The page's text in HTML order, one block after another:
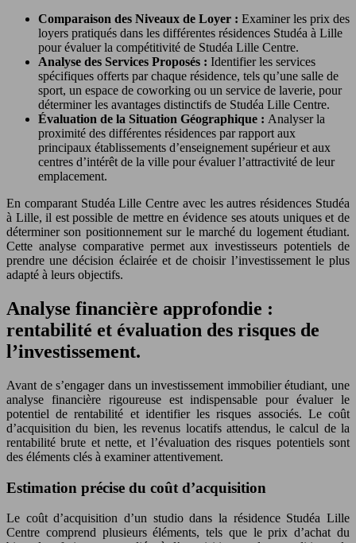
Comparaison des Niveaux de Loyer : Examiner les prix des
loyers pratiqués dans les différentes résidences Studéa à Lille
pour évaluer la compétitivité de Studéa Lille Centre.
Analyse des Services Proposés : Identifier les services
spécifiques offerts par chaque résidence, tels qu’une salle de
sport, un espace de coworking ou un service de laverie, pour
déterminer les avantages distinctifs de Studéa Lille Centre.
Évaluation de la Situation Géographique : Analyser la
proximité des différentes résidences par rapport aux
principaux établissements d’enseignement supérieur et aux
centres d’intérêt de la ville pour évaluer l’attractivité de leur
emplacement.
En comparant Studéa Lille Centre avec les autres résidences Studéa
à Lille, il est possible de mettre en évidence ses atouts uniques et de
déterminer son positionnement sur le marché du logement étudiant.
Cette analyse comparative permet aux investisseurs potentiels de
prendre une décision éclairée et de choisir l’investissement le plus
adapté à leurs objectifs.
Analyse financière approfondie :
rentabilité et évaluation des risques de
l’investissement.
Avant de s’engager dans un investissement immobilier étudiant, une
analyse financière rigoureuse est indispensable pour évaluer le
potentiel de rentabilité et identifier les risques associés. Le coût
d’acquisition du bien, les revenus locatifs attendus, le calcul de la
rentabilité brute et nette, et l’évaluation des risques potentiels sont
des éléments clés à examiner attentivement.
Estimation précise du coût d’acquisition
Le coût d’acquisition d’un studio dans la résidence Studéa Lille
Centre comprend plusieurs éléments, tels que le prix d’achat du